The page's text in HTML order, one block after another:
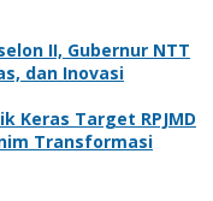
II, Gubernur NTT
dan Inovasi
Keras Target RPJMD
Transformasi